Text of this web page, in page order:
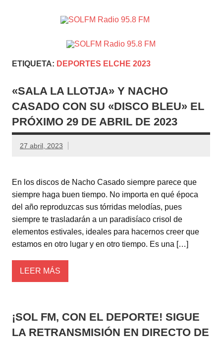
Crevillente, Radio en Vega Baja y Radio en el Medio
Vinalopó
ETIQUETA: DEPORTES ELCHE 2023
«SALA LA LLOTJA» Y NACHO
CASADO CON SU «DISCO BLEU» EL
PRÓXIMO 29 DE ABRIL DE 2023
27 abril, 2023
En los discos de Nacho Casado siempre parece que
siempre haga buen tiempo. No importa en qué época
del año reproduzcas sus tórridas melodías, pues
siempre te trasladarán a un paradisíaco crisol de
elementos estivales, ideales para hacernos creer que
estamos en otro lugar y en otro tiempo. Es una […]
LEER MÁS
¡SOL FM, CON EL DEPORTE! SIGUE
LA RETRANSMISIÓN EN DIRECTO DE